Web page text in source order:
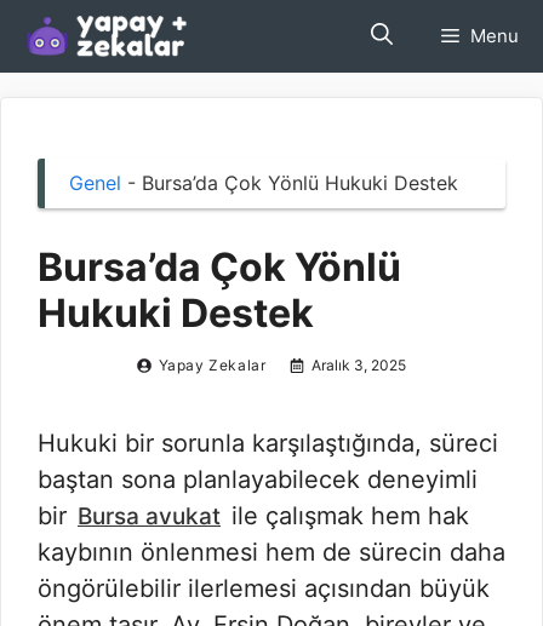
İçeriğe
atla
Menu
Genel - Bursa’da Çok Yönlü Hukuki Destek
Bursa’da Çok Yönlü
Hukuki Destek
Yapay Zekalar Aralık 3, 2025
Hukuki bir sorunla karşılaştığında, süreci
baştan sona planlayabilecek deneyimli
bir Bursa avukat ile çalışmak hem hak
kaybının önlenmesi hem de sürecin daha
öngörülebilir ilerlemesi açısından büyük